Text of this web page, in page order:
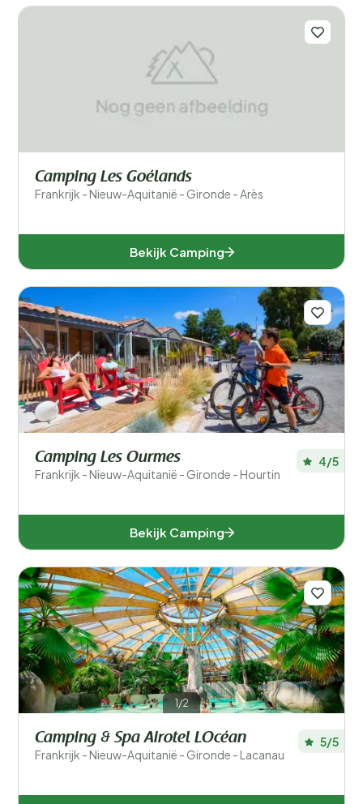
Camping Les Goélands
Frankrijk - Nieuw-Aquitanië - Gironde - Arès
Bekijk Camping
Camping Les Ourmes
Frankrijk - Nieuw-Aquitanië - Gironde - Hourtin
4/5
Bekijk Camping
1/2
Camping & Spa Airotel LOcéan
Frankrijk - Nieuw-Aquitanië - Gironde - Lacanau
5/5